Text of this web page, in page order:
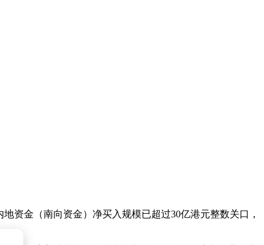
资金（南向资金）净买入规模已超过30亿港元整数关口，